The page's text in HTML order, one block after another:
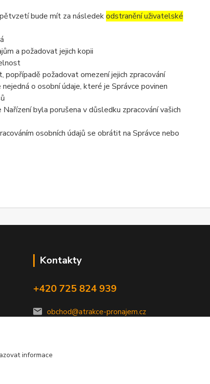
bude mít za následekodstranění uživatelské
a požadovat jejich kopii
požadovat omezení jejich zpracování
o osobní údaje, které je Správce povinen
byla porušena v důsledku zpracování vašich
osobních údajů se obrátit na Správce nebo
Kontakty
+420 725 824 939
obchod@atrakce-pronajem.cz
informace